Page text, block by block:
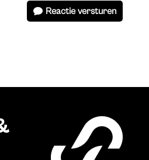
Reactie versturen